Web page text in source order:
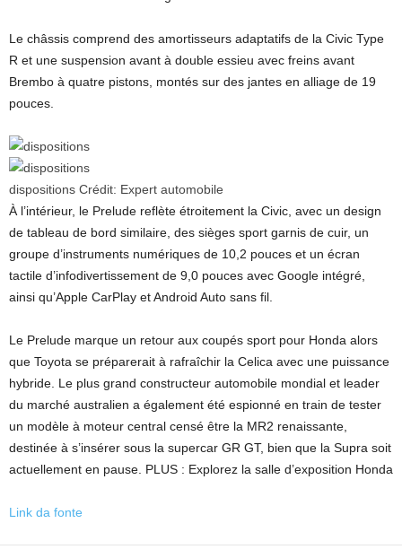
Le châssis comprend des amortisseurs adaptatifs de la Civic Type
R et une suspension avant à double essieu avec freins avant
Brembo à quatre pistons, montés sur des jantes en alliage de 19
pouces.
dispositions Crédit: Expert automobile
À l’intérieur, le Prelude reflète étroitement la Civic, avec un design
de tableau de bord similaire, des sièges sport garnis de cuir, un
groupe d’instruments numériques de 10,2 pouces et un écran
tactile d’infodivertissement de 9,0 pouces avec Google intégré,
ainsi qu’Apple CarPlay et Android Auto sans fil.
Le Prelude marque un retour aux coupés sport pour Honda alors
que Toyota se préparerait à rafraîchir la Celica avec une puissance
hybride. Le plus grand constructeur automobile mondial et leader
du marché australien a également été espionné en train de tester
un modèle à moteur central censé être la MR2 renaissante,
destinée à s’insérer sous la supercar GR GT, bien que la Supra soit
actuellement en pause. PLUS : Explorez la salle d’exposition Honda
Link da fonte